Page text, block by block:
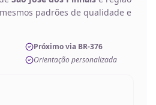
padrões de qualidade e
Próximo via BR-376
Orientação personalizada